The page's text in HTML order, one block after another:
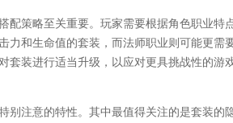
配策略至关重要。玩家需要根据角色职业特
力和生命值的套装，而法师职业则可能更需
套装进行适当升级，以应对更具挑战性的游
别注意的特性。其中最值得关注的是套装的